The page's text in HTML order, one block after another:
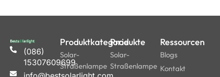
(086)
15307609699
Produktkategorie
Solar-
Straßenlampe
Produkte
Solar-
Straßenlampe
Ressourcen
Blogs
Kontakt